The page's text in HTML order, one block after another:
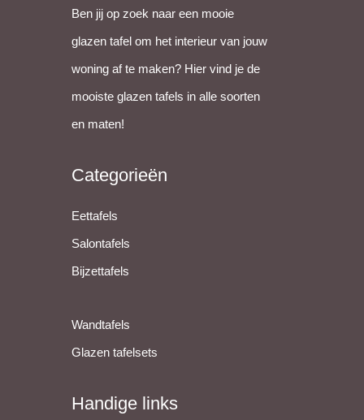
Ben jij op zoek naar een mooie
glazen tafel om het interieur van jouw
woning af te maken? Hier vind je de
mooiste glazen tafels in alle soorten
en maten!
Categorieën
Eettafels
Salontafels
Bijzettafels
Wandtafels
Glazen tafelsets
Handige links